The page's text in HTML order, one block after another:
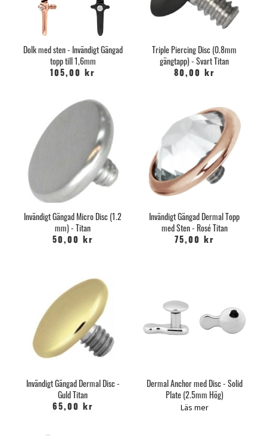
Dolk med sten - Invändigt Gängad
topp till 1,6mm
105,00 kr
Triple Piercing Disc (0.8mm
gängtapp) - Svart Titan
80,00 kr
Invändigt Gängad Micro Disc (1.2
mm) - Titan
50,00 kr
Invändigt Gängad Dermal Topp
med Sten - Rosé Titan
75,00 kr
Invändigt Gängad Dermal Disc -
Guld Titan
65,00 kr
Dermal Anchor med Disc - Solid
Plate (2.5mm Hög)
Läs mer